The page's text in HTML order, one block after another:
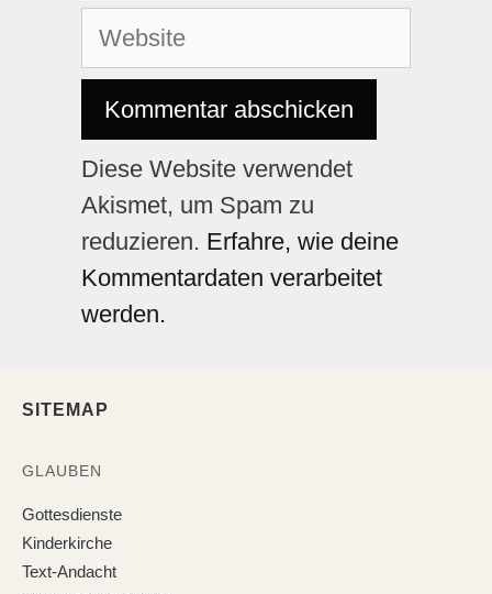
Diese Website verwendet
Akismet, um Spam zu
reduzieren. Erfahre, wie deine
Kommentardaten verarbeitet
werden.
SITEMAP
GLAUBEN
Gottesdienste
Kinderkirche
Text-Andacht